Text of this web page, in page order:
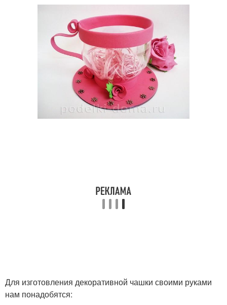
Для изготовления декоративной чашки своими руками
нам понадобятся: